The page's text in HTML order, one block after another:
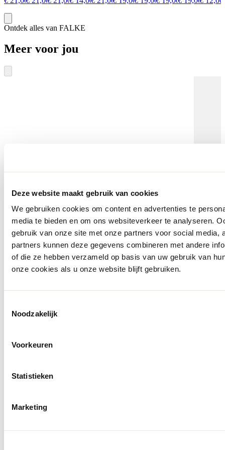
Deze website maakt gebruik van cookies
We gebruiken cookies om content en advertenties te
media te bieden en om ons websiteverkeer te analyseren.
gebruik van onze site met onze partners voor social media,
partners kunnen deze gegevens combineren met andere
of die ze hebben verzameld op basis van uw gebruik van
onze cookies als u onze website blijft gebruiken.
Noodzakelijk
Voorkeuren
Statistieken
Marketing
Ontdek alles van FALKE
Meer voor jou